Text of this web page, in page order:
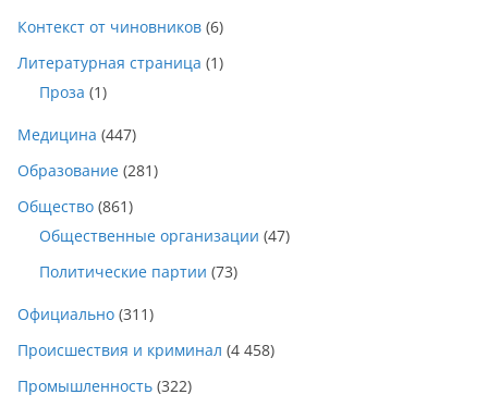
Контекст от чиновников (6)
Литературная страница (1)
Проза (1)
Медицина (447)
Образование (281)
Общество (861)
Общественные организации (47)
Политические партии (73)
Официально (311)
Происшествия и криминал (4 458)
Промышленность (322)